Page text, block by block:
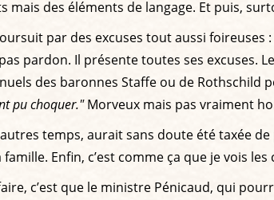
mais des éléments de langage. Et puis,
par des excuses tout aussi foireuses :
pardon. Il présente toutes ses excuses.
des baronnes Staffe ou de Rothschild
pu choquer."Morveux mais pas vraiment
temps, aurait sans doute été taxée
Enfin, c’est comme ça que je vois
c’est que le ministre Pénicaud, qui